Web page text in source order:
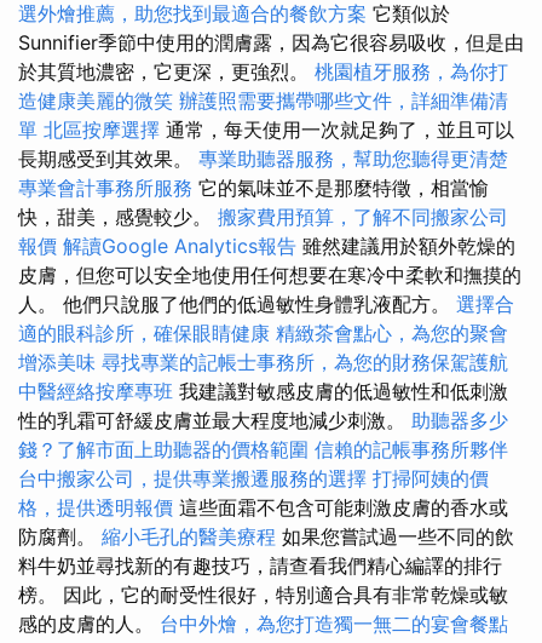
選外燴推薦，助您找到最適合的餐飲方案 它類似於
Sunnifier季節中使用的潤膚露，因為它很容易吸收，但是由
於其質地濃密，它更深，更強烈。 桃園植牙服務，為你打
造健康美麗的微笑 辦護照需要攜帶哪些文件，詳細準備清
單 北區按摩選擇 通常，每天使用一次就足夠了，並且可以
長期感受到其效果。 專業助聽器服務，幫助您聽得更清楚
專業會計事務所服務 它的氣味並不是那麼特徵，相當愉
快，甜美，感覺較少。 搬家費用預算，了解不同搬家公司
報價 解讀Google Analytics報告 雖然建議用於額外乾燥的
皮膚，但您可以安全地使用任何想要在寒冷中柔軟和撫摸的
人。 他們只說服了他們的低過敏性身體乳液配方。 選擇合
適的眼科診所，確保眼睛健康 精緻茶會點心，為您的聚會
增添美味 尋找專業的記帳士事務所，為您的財務保駕護航
中醫經絡按摩專班 我建議對敏感皮膚的低過敏性和低刺激
性的乳霜可舒緩皮膚並最大程度地減少刺激。 助聽器多少
錢？了解市面上助聽器的價格範圍 信賴的記帳事務所夥伴
台中搬家公司，提供專業搬遷服務的選擇 打掃阿姨的價
格，提供透明報價 這些面霜不包含可能刺激皮膚的香水或
防腐劑。 縮小毛孔的醫美療程 如果您嘗試過一些不同的飲
料牛奶並尋找新的有趣技巧，請查看我們精心編譯的排行
榜。 因此，它的耐受性很好，特別適合具有非常乾燥或敏
感的皮膚的人。 台中外燴，為您打造獨一無二的宴會餐點